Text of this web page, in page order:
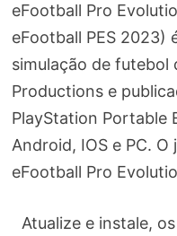
eFootball Pro
eFootball PES 2023)
simulação de futebol
Productions e
PlayStation Portable
Android, IOS e PC. O
eFootball Pro
Atualize e instale,